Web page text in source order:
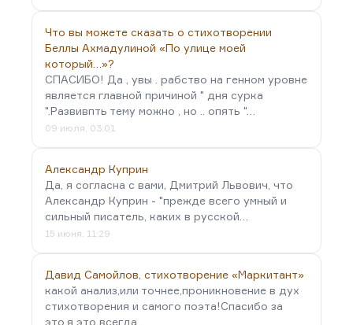
Что вы можете сказать о стихотворении
Беллы Ахмадулиной «По улице моей
который…»?
СПАСИБО! Да , увы . рабство на генном уровне
является главной причиной " дня сурка
".Развивпть тему можно , но .. опять "…
09 июля, 03:01
Александр Куприн
Да, я согласна с вами, Дмитрий Львович, что
Александр Куприн - "прежде всего умный и
сильный писатель, каких в русской…
15 июня, 11:29
Давид Самойлов, стихотворение «Маркитант»
какой анализ,или точнее,проникновение в дух
стихотворения и самого поэта!Спасибо за
это,я это всегда…